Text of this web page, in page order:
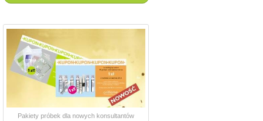
Pakiety próbek dla nowych konsultantów